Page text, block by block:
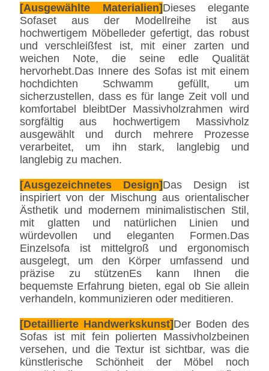
[Ausgewählte Materialien] Dieses elegante
Sofaset aus der Modellreihe ist aus
hochwertigem Möbelleder gefertigt, das robust
und verschleißfest ist, mit einer zarten und
weichen Note, die seine edle Qualität
hervorhebt.Das Innere des Sofas ist mit einem
hochdichten Schwamm gefüllt, um
sicherzustellen, dass es für lange Zeit voll und
komfortabel bleibtDer Massivholzrahmen wird
sorgfältig aus hochwertigem Massivholz
ausgewählt und durch mehrere Prozesse
verarbeitet, um ihn stark, langlebig und
langlebig zu machen.
[Ausgezeichnetes Design] Das Design ist
inspiriert von der Mischung aus orientalischer
Ästhetik und modernem minimalistischen Stil,
mit glatten und natürlichen Linien und
würdevollen und eleganten Formen.Das
Einzelsofa ist mittelgroß und ergonomisch
ausgelegt, um den Körper umfassend und
präzise zu stützenEs kann Ihnen die
bequemste Erfahrung bieten, egal ob Sie allein
verhandeln, kommunizieren oder meditieren.
[Detaillierte Handwerkskunst] Der Boden des
Sofas ist mit fein polierten Massivholzbeinen
versehen, und die Textur ist sichtbar, was die
künstlerische Schönheit der Möbel noch